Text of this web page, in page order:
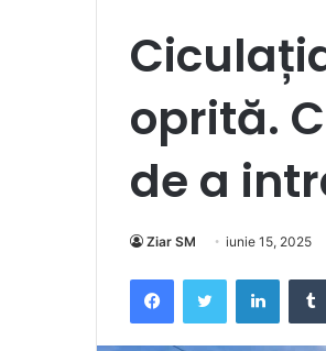
oprită.
de a
Ziar SM iunie 15, 2025
FacebookTwitter